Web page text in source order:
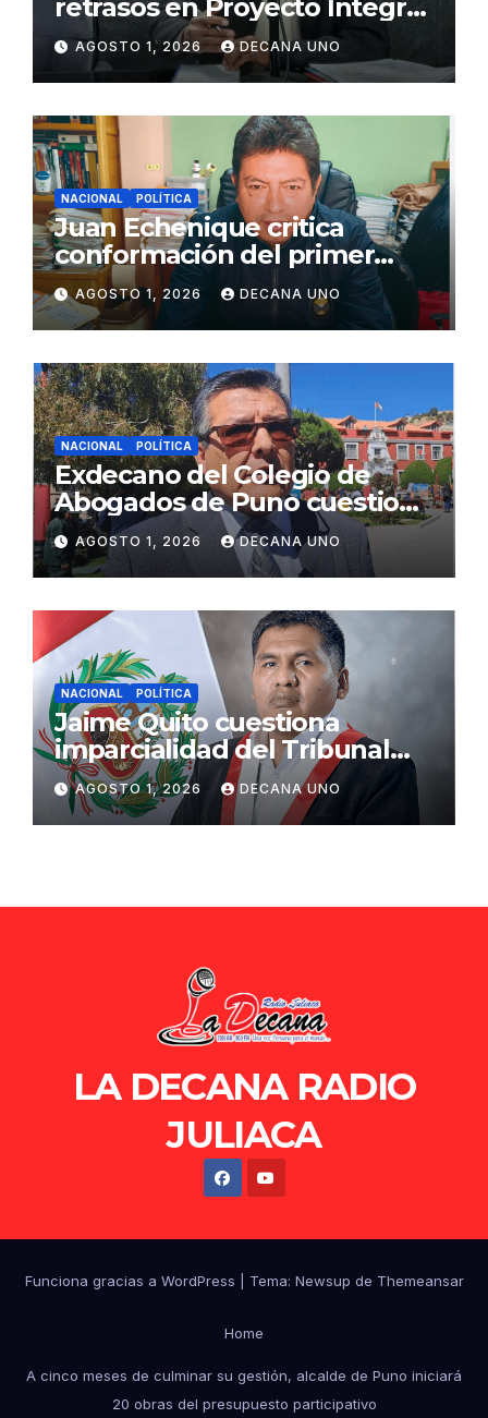
retrasos en Proyecto Integral
de Agua y Alcantarillado para
Juliaca
AGOSTO 1, 2026 DECANA UNO
NACIONAL POLÍTICA
Juan Echenique critica
conformación del primer
gabinete ministerial de Keiko
Fujimori
AGOSTO 1, 2026 DECANA UNO
NACIONAL POLÍTICA
Exdecano del Colegio de
Abogados de Puno cuestiona
propuestas sobre seguridad
ciudadana
AGOSTO 1, 2026 DECANA UNO
NACIONAL POLÍTICA
Jaime Quito cuestiona
imparcialidad del Tribunal
Constitucional tras liberación
de Ollanta Humala
AGOSTO 1, 2026 DECANA UNO
LA DECANA RADIO
JULIACA
Funciona gracias a WordPress Tema: Newsup de Themeansar
Home
A cinco meses de culminar su gestión, alcalde de Puno iniciará
20 obras del presupuesto participativo